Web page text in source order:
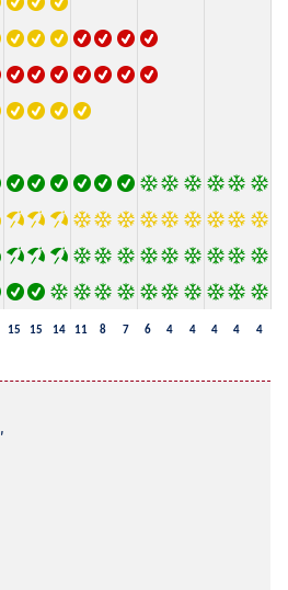
15 15 14 11 8 7 6 4 4 4 4 4